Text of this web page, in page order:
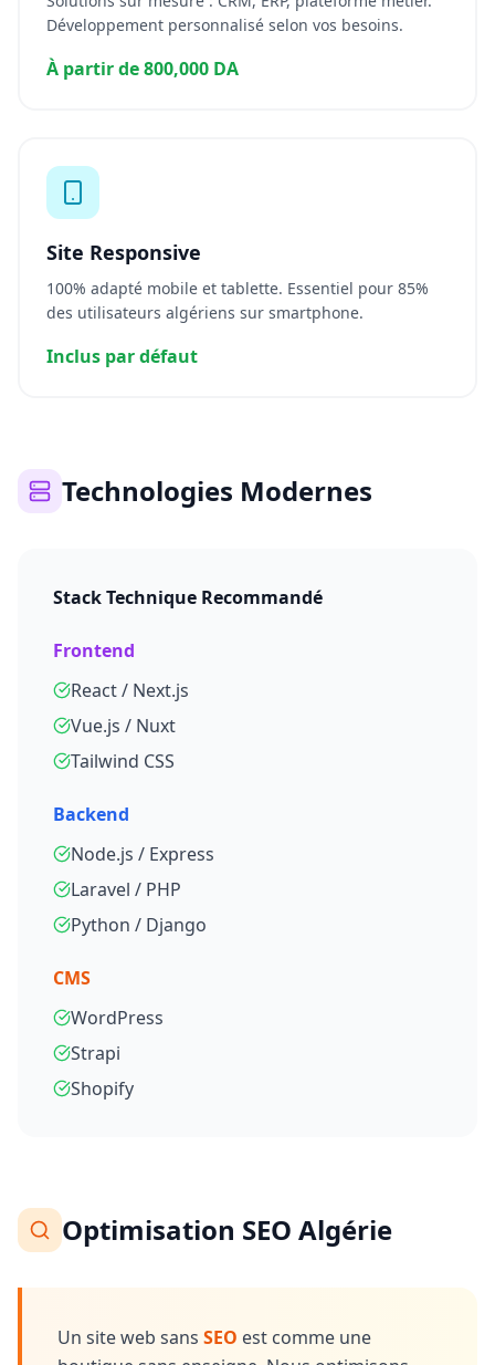
Développement personnalisé selon vos besoins.
À partir de 800,000 DA
Site Responsive
100% adapté mobile et tablette. Essentiel pour 85%
des utilisateurs algériens sur smartphone.
Inclus par défaut
Technologies Modernes
Stack Technique Recommandé
Frontend
React / Next.js
Vue.js / Nuxt
Tailwind CSS
Backend
Node.js / Express
Laravel / PHP
Python / Django
CMS
WordPress
Strapi
Shopify
Optimisation SEO Algérie
Un site web sans SEO est comme une